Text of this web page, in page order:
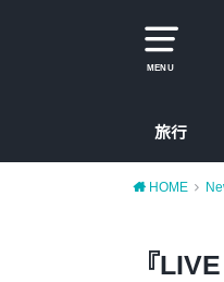
MENU
旅行
大阪
京都
兵庫
奈良
HOME
『